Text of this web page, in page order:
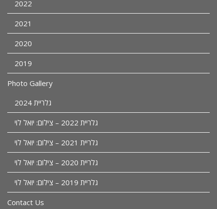
2022
2021
2020
2019
Photo Gallery
גלריית 2024
גלריית 2022 – צילום: יואל לוי
גלריית 2021 – צילום: יואל לוי
גלריית 2020 – צילום: יואל לוי
גלריית 2019 – צילום: יואל לוי
Contact Us